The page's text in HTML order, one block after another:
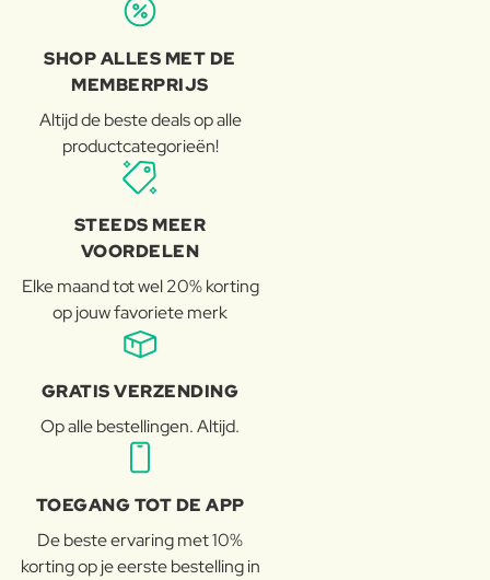
SHOP ALLES MET DE
MEMBERPRIJS
Altijd de beste deals op alle
productcategorieën!
STEEDS MEER
VOORDELEN
Elke maand tot wel 20% korting
op jouw favoriete merk
GRATIS VERZENDING
Op alle bestellingen. Altijd.
TOEGANG TOT DE APP
De beste ervaring met 10%
korting op je eerste bestelling in